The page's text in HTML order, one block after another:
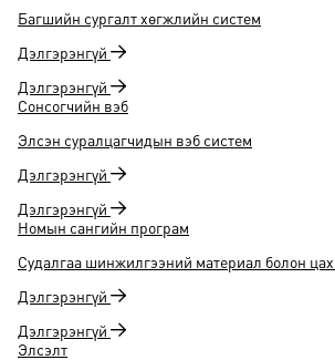
Багшийн сургалт хөгжлийн систем
Дэлгэрэнгүй
Дэлгэрэнгүй
Сонсогчийн вэб
Элсэн суралцагчидын вэб систем
Дэлгэрэнгүй
Дэлгэрэнгүй
Номын сангийн програм
Судалгаа шинжилгээний материал болон
Дэлгэрэнгүй
Дэлгэрэнгүй
Элсэлт